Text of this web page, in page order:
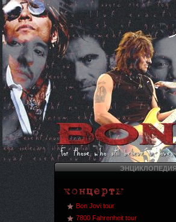
ЭНЦИКЛОПЕДИЯ
Bon Jovi tour
7800 Fahrenheit tour